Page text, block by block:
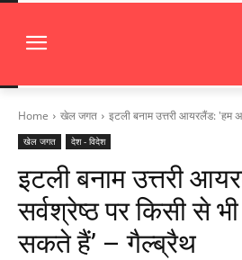
Home खेल जगत इटली बनाम उत्तरी आयरलैंड: 'हम
खेल जगत देश - विदेश
इटली बनाम उत्तरी
सर्वश्रेष्ठ पर किसी से
सकते हैं’ – गैल्ब्रैथ